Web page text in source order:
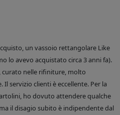
un vassoio rettangolare Like
lo avevo acquistato circa 3 anni fa).
nelle rifiniture, molto
servizio clienti è eccellente. Per la
ho dovuto attendere qualche
il disagio subito è indipendente dal